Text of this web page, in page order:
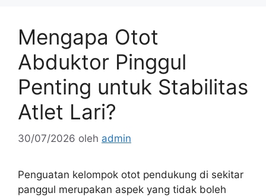
Mengapa Otot
Abduktor Pinggul
Penting untuk Stabilitas
Atlet Lari?
30/07/2026 oleh admin
Penguatan kelompok otot pendukung di sekitar
panggul merupakan aspek yang tidak boleh